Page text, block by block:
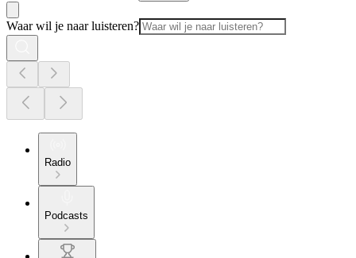
Waar wil je naar luisteren?
Radio
Podcasts